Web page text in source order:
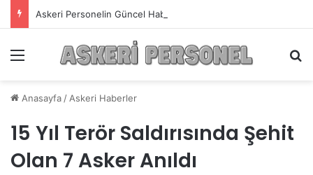
Askeri Personelin Güncel Haber ve Bilgi Sitesi.
Anasayfa / Askeri Haberler
15 Yıl Terör Saldırısında Şehit
Olan 7 Asker Anıldı